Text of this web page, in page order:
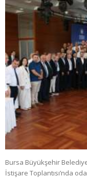
Bursa Büyükşehir
İstişare Toplantısı’nda